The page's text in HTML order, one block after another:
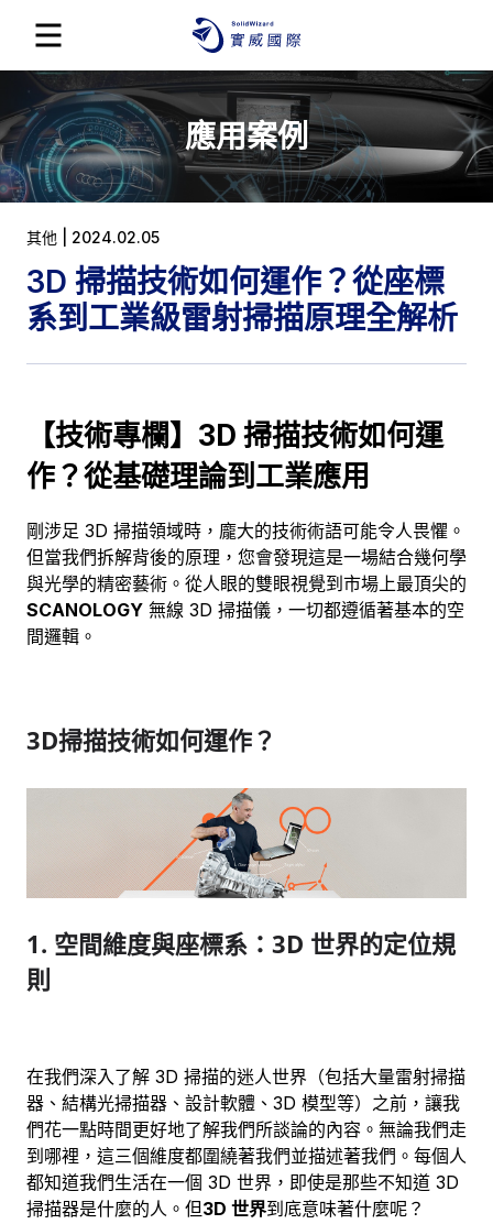
應用案例
其他 | 2024.02.05
3D 掃描技術如何運作？從座標
系到工業級雷射掃描原理全解析
【技術專欄】3D 掃描技術如何運
作？從基礎理論到工業應用
剛涉足 3D 掃描領域時，龐大的技術術語可能令人畏懼。
但當我們拆解背後的原理，您會發現這是一場結合幾何學
與光學的精密藝術。從人眼的雙眼視覺到市場上最頂尖的
SCANOLOGY 無線 3D 掃描儀，一切都遵循著基本的空
間邏輯。
3D掃描技術如何運作？
1. 空間維度與座標系：3D 世界的定位規
則
在我們深入了解 3D 掃描的迷人世界（包括大量雷射掃描
器、結構光掃描器、設計軟體、3D 模型等）之前，讓我
們花一點時間更好地了解我們所談論的內容。無論我們走
到哪裡，這三個維度都圍繞著我們並描述著我們。每個人
都知道我們生活在一個 3D 世界，即使是那些不知道 3D
掃描器是什麼的人。但3D 世界到底意味著什麼呢？